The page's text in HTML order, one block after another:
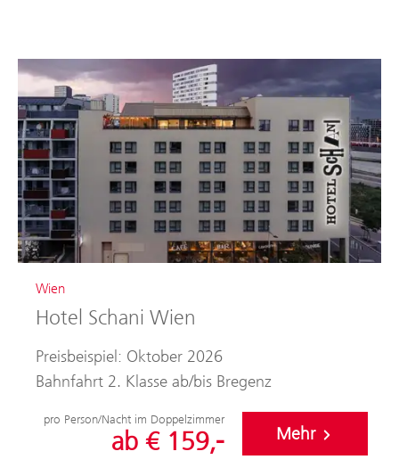
Wien
Hotel Schani Wien
Preisbeispiel: Oktober 2026
Bahnfahrt 2. Klasse ab/bis Bregenz
pro Person/Nacht im Doppelzimmer
ab € 159,- Mehr